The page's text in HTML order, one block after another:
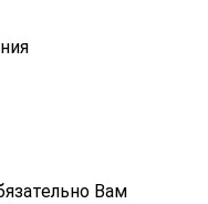
Вам